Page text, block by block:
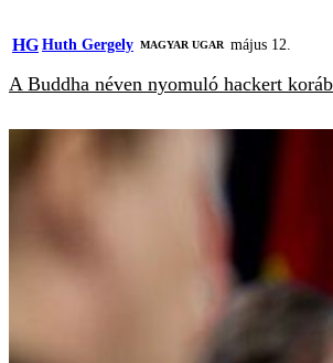
HG Huth Gergely MAGYAR UGAR május 12.
A Buddha néven nyomuló hackert